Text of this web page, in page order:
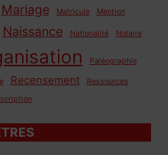
Mariage Matricule Mention
Naissance Nationalité Notaire
Paléographie
Recensement
Ressources